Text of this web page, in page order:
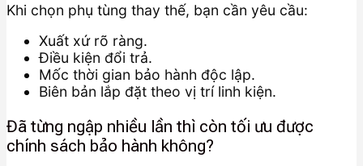
Khi chọn phụ tùng thay thế, bạn cần yêu cầu:
Xuất xứ rõ ràng.
Điều kiện đổi trả.
Mốc thời gian bảo hành độc lập.
Biên bản lắp đặt theo vị trí linh kiện.
Đã từng ngập nhiều lần thì còn tối ưu được
chính sách bảo hành không?